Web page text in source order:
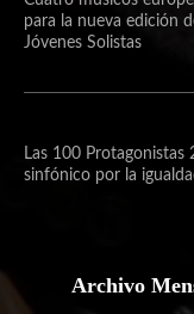
para la nueva edición
Jóvenes Solistas
Las 100
sinfónico por la
Archivo